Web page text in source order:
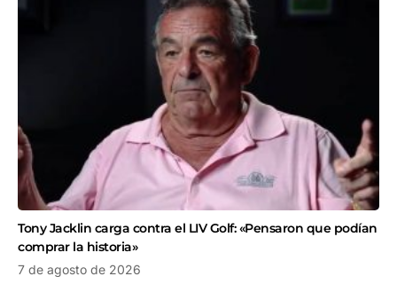
Tony Jacklin carga contra el LIV Golf: «Pensaron que podían
comprar la historia»
7 de agosto de 2026